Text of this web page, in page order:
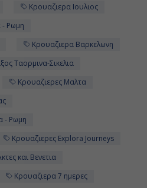
Κρουαζιερα Ιουλιος
- Ρωμη
Κρουαζιερα Βαρκελωνη
Ταορμινα-Σικελια
Κρουαζιερες Μαλτα
- Ρωμη
Κρουαζιερες Explora Journeys
και Βενετια
Κρουαζιερα 7 ημερες